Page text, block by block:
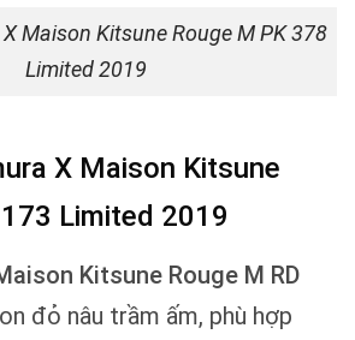
Maison Kitsune Rouge M PK 378
Limited 2019
X Maison Kitsune
Limited 2019
Kitsune Rouge M RD
đỏ nâu trầm ấm, phù hợp